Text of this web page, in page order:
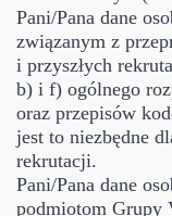
Pani/Pana dane
związanym z
i przyszłych
b) i f) ogólnego
oraz przepisów
jest to niezbędne
rekrutacji.
Pani/Pana dane
podmiotom Grupy